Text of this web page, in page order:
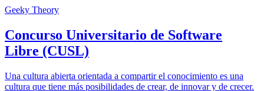
Geeky Theory
Concurso Universitario de Software
Libre (CUSL)
Una cultura abierta orientada a compartir el conocimiento es una
cultura que tiene más posibilidades de crear, de innovar y de crecer.